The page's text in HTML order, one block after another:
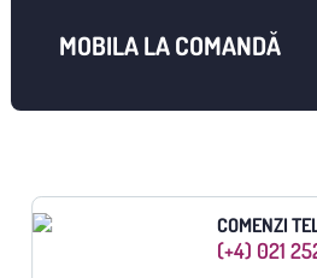
MOBILA LA COMANDĂ
COMENZI
(+4) 021